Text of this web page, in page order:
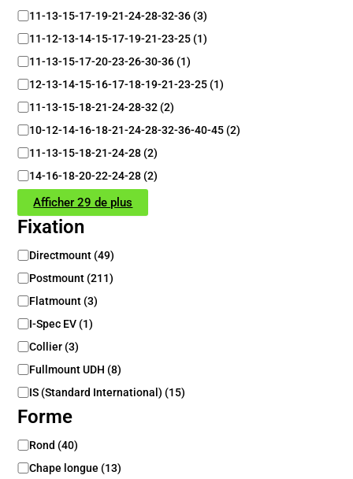
11-13-15-17-19-21-24-28-32-36 (3)
11-12-13-14-15-17-19-21-23-25 (1)
11-13-15-17-20-23-26-30-36 (1)
12-13-14-15-16-17-18-19-21-23-25 (1)
11-13-15-18-21-24-28-32 (2)
10-12-14-16-18-21-24-28-32-36-40-45 (2)
11-13-15-18-21-24-28 (2)
14-16-18-20-22-24-28 (2)
Afficher 29 de plus
Fixation
F
x
a
t
i
o
n
Directmount (49)
Postmount (211)
Flatmount (3)
I-Spec EV (1)
Collier (3)
Fullmount UDH (8)
IS (Standard International) (15)
Forme
F
r
Rond (40)
Chape longue (13)